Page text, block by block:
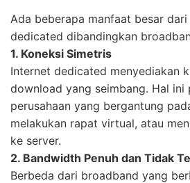
Ada beberapa manfaat besar
dedicated dibandingkan
1. Koneksi Simetris
Internet dedicated menyediakan
download yang seimbang. Hal ini
perusahaan yang bergantung
melakukan rapat virtual, atau
ke server.
2. Bandwidth Penuh dan Tidak
Berbeda dari broadband yang